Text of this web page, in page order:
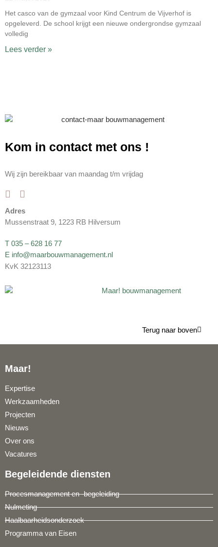
Het casco van de gymzaal voor Kind Centrum de Vijverhof is
opgeleverd. De school krijgt een nieuwe ondergrondse gymzaal
volledig
Lees verder »
Kom in contact met ons !
Wij zijn bereikbaar van maandag t/m vrijdag
Adres
Mussenstraat 9, 1223 RB Hilversum
T 035 – 628 16 77
E info@maarbouwmanagement.nl
KvK 32123113
Terug naar boven
Maar!
Expertise
Werkzaamheden
Projecten
Nieuws
Over ons
Vacatures
Begeleidende diensten
Procesmanagement en -begeleiding
Nulmeting
Haalbaarheidsonderzoek
Programma van Eisen